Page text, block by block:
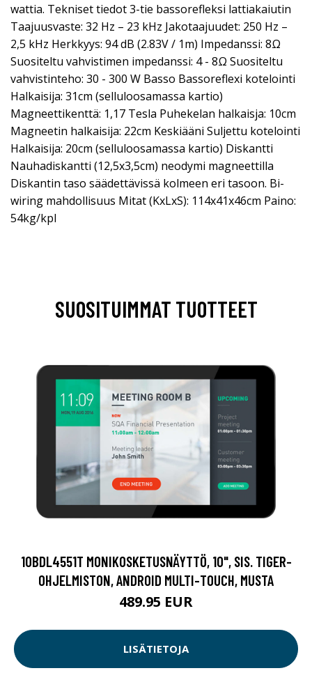
wattia. Tekniset tiedot 3-tie bassorefleksi lattiakaiutin
Taajuusvaste: 32 Hz – 23 kHz Jakotaajuudet: 250 Hz –
2,5 kHz Herkkyys: 94 dB (2.83V / 1m) Impedanssi: 8Ω
Suositeltu vahvistimen impedanssi: 4 - 8Ω Suositeltu
vahvistinteho: 30 - 300 W Basso Bassoreflexi kotelointi
Halkaisija: 31cm (selluloosamassa kartio)
Magneettikenttä: 1,17 Tesla Puhekelan halkaisja: 10cm
Magneetin halkaisija: 22cm Keskiääni Suljettu kotelointi
Halkaisija: 20cm (selluloosamassa kartio) Diskantti
Nauhadiskantti (12,5x3,5cm) neodymi magneettilla
Diskantin taso säädettävissä kolmeen eri tasoon. Bi-
wiring mahdollisuus Mitat (KxLxS): 114x41x46cm Paino:
54kg/kpl
SUOSITUIMMAT TUOTTEET
10BDL4551T MONIKOSKETUSNÄYTTÖ, 10", SIS. TIGER-
OHJELMISTON, ANDROID MULTI-TOUCH, MUSTA
489.95 EUR
LISÄTIETOJA